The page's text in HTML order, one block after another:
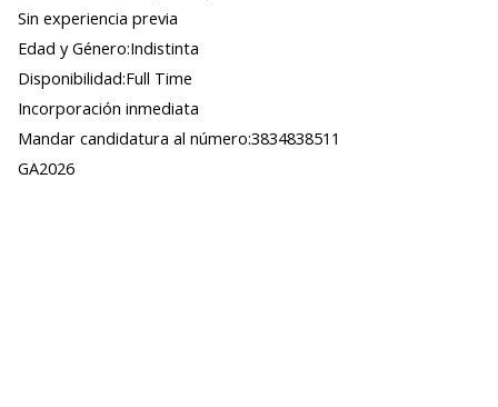
Sin experiencia previa
Edad y Género:Indistinta
Disponibilidad:Full Time
Incorporación inmediata
Mandar candidatura al número:3834838511
GA2026